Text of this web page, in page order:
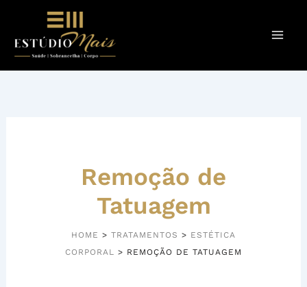
conteúdo
Remoção de
Tatuagem
HOME > TRATAMENTOS > ESTÉTICA
CORPORAL
> REMOÇÃO DE TATUAGEM